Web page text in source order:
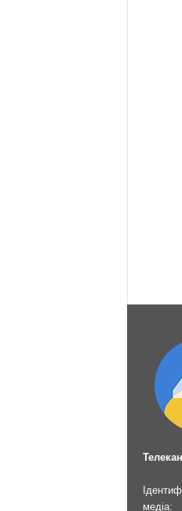
медіа: